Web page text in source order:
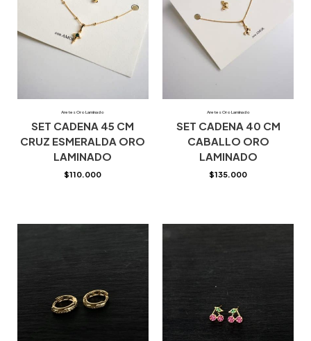
Aretes Oro Laminado
SET CADENA 45 CM
CRUZ ESMERALDA ORO
LAMINADO
$110.000
Aretes Oro Laminado
SET CADENA 40 CM
CABALLO ORO
LAMINADO
$135.000